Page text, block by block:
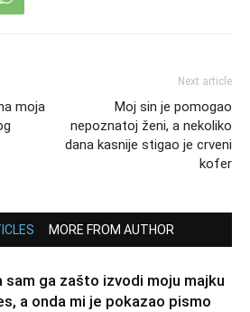
moja
Next article
Moj sin je pomogao
nepoznatoj ženi, a nekoliko
dana kasnije stigao je crveni
kofer
MORE FROM AUTHOR
sam ga zašto izvodi moju majku
a onda mi je pokazao pismo